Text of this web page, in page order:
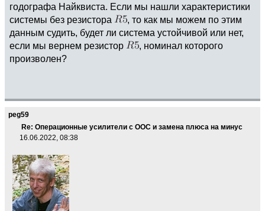
годографа Найквиста. Если мы нашли характеристики
системы без резистора
, то как мы можем по этим
данным судить, будет ли система устойчивой или нет,
если мы вернем резистор
, номинал которого
произволен?
peg59
Re: Операционные усилители с ООС и замена плюса на минус
16.06.2022, 08:38